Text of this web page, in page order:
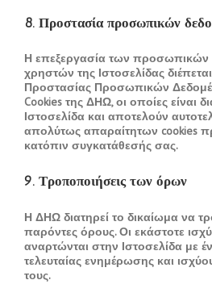
8. Προστασία προσωπικών
Η επεξεργασία των προσωπικών
χρηστών της Ιστοσελίδας
Προστασίας Προσωπικών
Cookies της ΔΗΩ, οι οποίες είναι
Ιστοσελίδα και αποτελούν
απολύτως απαραίτητων cookies
κατόπιν συγκατάθεσής σας.
9. Τροποποιήσεις των όρων
Η ΔΗΩ διατηρεί το δικαίωμα να
παρόντες όρους. Οι εκάστοτε
αναρτώνται στην Ιστοσελίδα με
τελευταίας ενημέρωσης και
τους.